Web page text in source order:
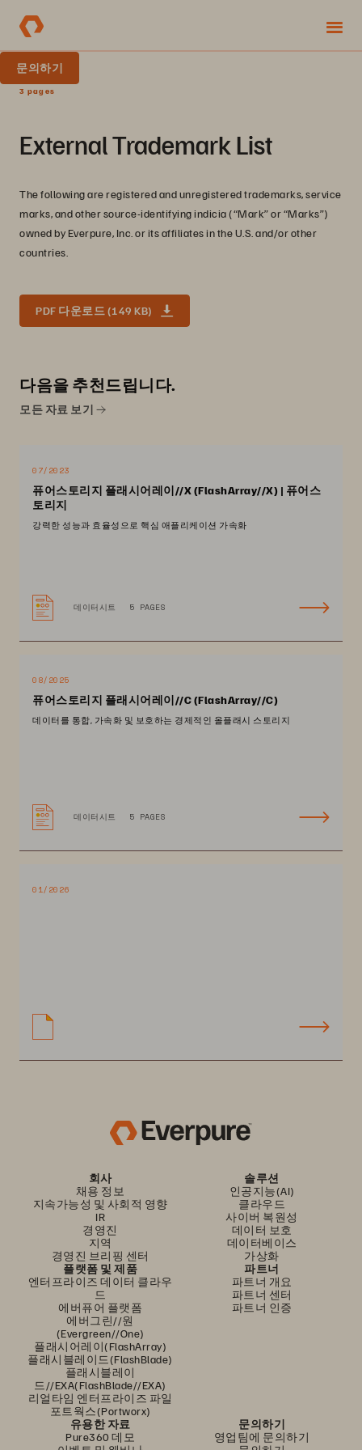
문의하기
3 pages
External Trademark List
The following are registered and unregistered trademarks, service
marks, and other source-identifying indicia (“Mark” or “Marks”)
owned by Everpure, Inc. or its affiliates in the U.S. and/or other
countries.
PDF 다운로드 (149 KB)
다음을 추천드립니다.
모든 자료 보기
07/2023
퓨어스토리지 플래시어레이//X (FlashArray//X) | 퓨어스
토리지
강력한 성능과 효율성으로 핵심 애플리케이션 가속화
데이터시트 5 PAGES
08/2025
퓨어스토리지 플래시어레이//C (FlashArray//C)
데이터를 통합, 가속화 및 보호하는 경제적인 올플래시 스토리지
데이터시트 5 PAGES
01/2026
회사
채용 정보
지속가능성 및 사회적 영향
IR
경영진
지역
경영진 브리핑 센터
솔루션
인공지능(AI)
클라우드
사이버 복원성
데이터 보호
데이터베이스
가상화
플랫폼 및 제품
엔터프라이즈 데이터 클라우
드
에버퓨어 플랫폼
에버그린//원
(Evergreen//One)
플래시어레이(FlashArray)
플래시블레이드(FlashBlade)
플래시블레이
드//EXA(FlashBlade//EXA)
리얼타임 엔터프라이즈 파일
포트웍스(Portworx)
파트너
파트너 개요
파트너 센터
파트너 인증
유용한 자료
Pure360 데모
문의하기
영업팀에 문의하기